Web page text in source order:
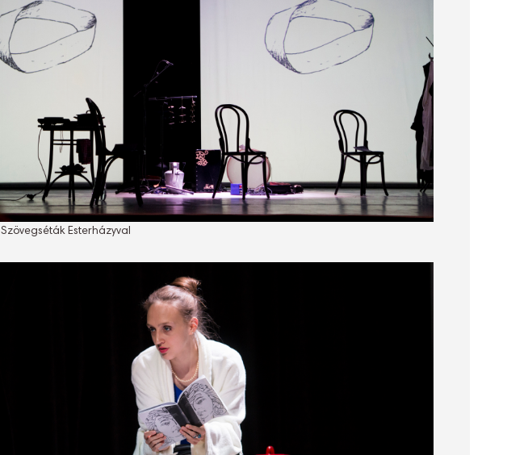
Szövegséták Esterházyval